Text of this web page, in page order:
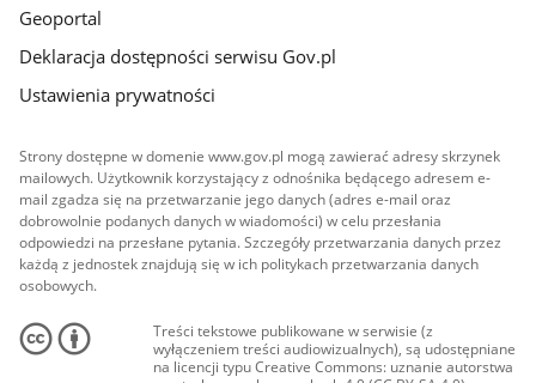
Geoportal
Deklaracja dostępności serwisu Gov.pl
Ustawienia prywatności
Strony dostępne w domenie www.gov.pl mogą zawierać adresy skrzynek
mailowych. Użytkownik korzystający z odnośnika będącego adresem e-
mail zgadza się na przetwarzanie jego danych (adres e-mail oraz
dobrowolnie podanych danych w wiadomości) w celu przesłania
odpowiedzi na przesłane pytania. Szczegóły przetwarzania danych przez
każdą z jednostek znajdują się w ich politykach przetwarzania danych
osobowych.
Treści tekstowe publikowane w serwisie (z
wyłączeniem treści audiowizualnych), są udostępniane
na licencji typu Creative Commons: uznanie autorstwa